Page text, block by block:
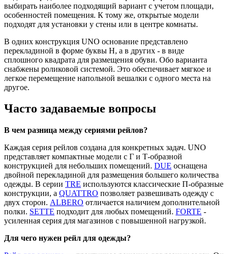
выбирать наиболее подходящий вариант с учетом площади,
особенностей помещения. К тому же, открытые модели
подходят для установки у стены или в центре комнаты.
В одних конструкция UNO основание представлено
перекладиной в форме буквы Н, а в других - в виде
сплошного квадрата для размещения обуви. Обо варианта
снабжены роликовой системой. Это обеспечивает мягкое и
легкое перемещение напольной вешалки с одного места на
другое.
Часто задаваемые вопросы
В чем разница между сериями рейлов?
Каждая серия рейлов создана для конкретных задач. UNO
представляет компактные модели с Г и Т-образной
конструкцией для небольших помещений. DUE оснащена
двойной перекладиной для размещения большего количества
одежды. В серии TRE используются классические П-образные
конструкции, а QUATTRO позволяет развешивать одежду с
двух сторон. ALBERO отличается наличием дополнительной
полки. SETTE подходит для любых помещений. FORTE -
усиленная серия для магазинов с повышенной нагрузкой.
Для чего нужен рейл для одежды?